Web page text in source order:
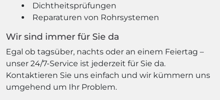
Dichtheitsprüfungen
Reparaturen von Rohrsystemen
Wir sind immer für Sie da
Egal ob tagsüber, nachts oder an einem Feiertag –
unser 24/7-Service ist jederzeit für Sie da.
Kontaktieren Sie uns einfach und wir kümmern uns
umgehend um Ihr Problem.